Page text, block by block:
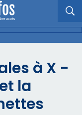
à X -
la